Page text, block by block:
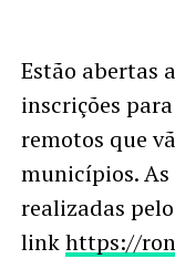
Estão abertas
inscrições
remotos que
municípios. As
realizadas pelo
linkhttps://